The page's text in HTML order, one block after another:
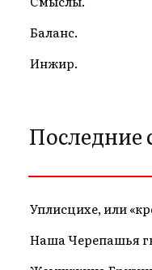
Баланс.
Инжир.
Последние
Уплисцихе, или
Наша Черепашья